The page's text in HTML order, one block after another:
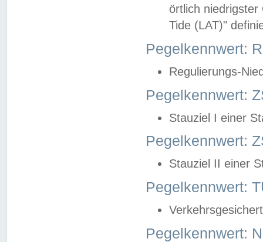
örtlich
Tide (LAT)"
Pegelkennwert:
Regulierungs-
Pegelkennwert:
Stauziel I einer
Pegelkennwert:
Stauziel II einer
Pegelkennwert:
Pegelkennwert: